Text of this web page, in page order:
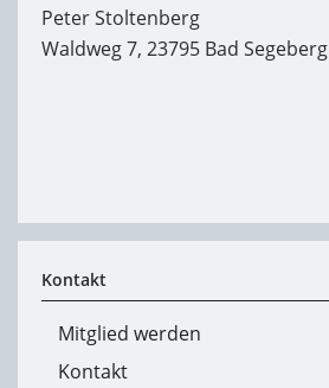
Peter Stoltenberg
Waldweg 7, 23795 Bad Segeberg
Kontakt
Mitglied werden
Kontakt